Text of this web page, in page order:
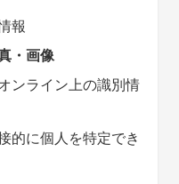
報
・画像
ンライン上の識別情
的に個人を特定でき